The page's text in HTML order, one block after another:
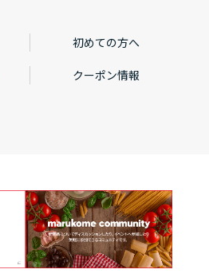
初めての方へ
クーポン情報